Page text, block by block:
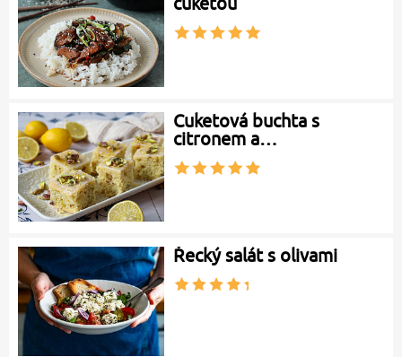
Cuketová buchta s
citronem a…
Řecký salát s olivami